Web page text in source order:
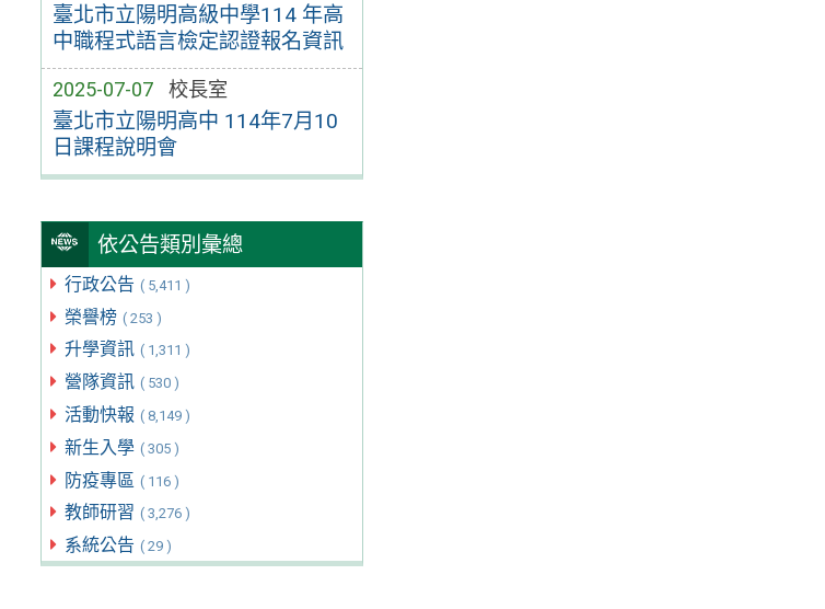
臺北市立陽明高級中學114 年高
中職程式語言檢定認證報名資訊
2025-07-07 校長室
臺北市立陽明高中 114年7月10
日課程說明會
依公告類別彙總
行政公告 ( 5,411 )
榮譽榜 ( 253 )
升學資訊 ( 1,311 )
營隊資訊 ( 530 )
活動快報 ( 8,149 )
新生入學 ( 305 )
防疫專區 ( 116 )
教師研習 ( 3,276 )
系統公告 ( 29 )